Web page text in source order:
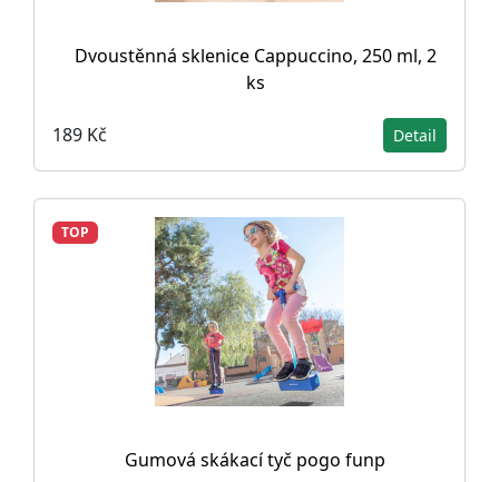
Dvoustěnná sklenice Cappuccino, 250 ml, 2
ks
189 Kč Detail
TOP
Gumová skákací tyč pogo funp